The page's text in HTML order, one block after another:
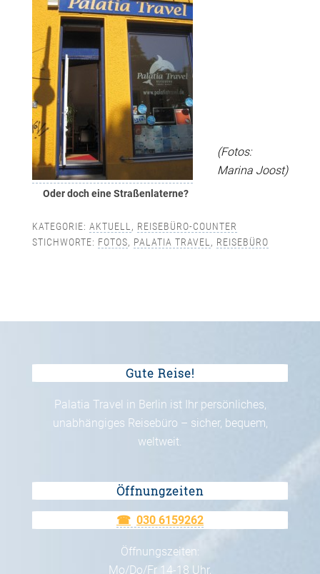
Oder doch eine Straßenlaterne?
(Fotos:
Marina Joost)
KATEGORIE: AKTUELL , REISEBÜRO-COUNTER
STICHWORTE: FOTOS, PALATIA TRAVEL , REISEBÜRO
Gute Reise!
Palatia Travel in Berlin ist Ihr persönliches,
unabhängiges Reisebüro – sicher, bequem,
weltweit.
Öffnungzeiten
030 6159262
Öffnungszeiten:
Mo/Do/Fr 14-18 Uhr,